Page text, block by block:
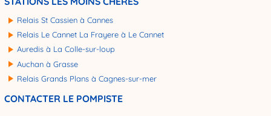
Relais St Cassien à Cannes
Relais Le Cannet La Frayere à Le Cannet
Auredis à La Colle-sur-loup
Auchan à Grasse
Relais Grands Plans à Cagnes-sur-mer
CONTACTER LE POMPISTE